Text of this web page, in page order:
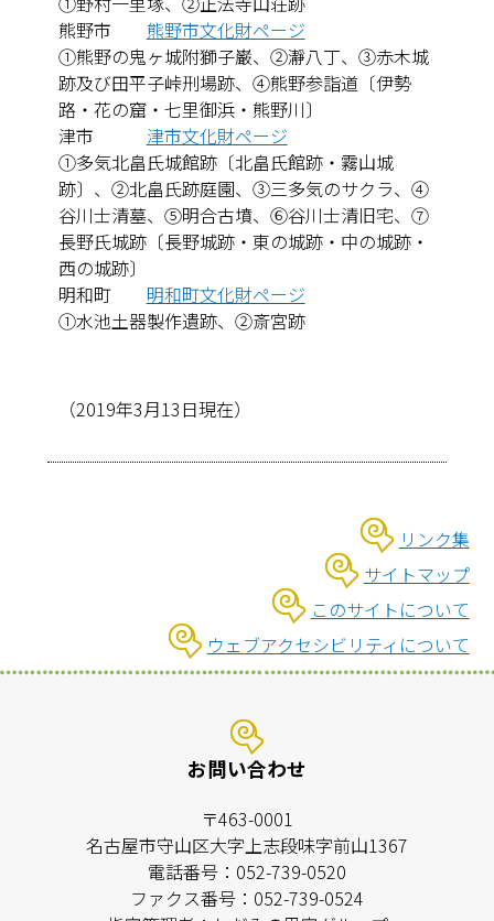
熊野市 熊野市文化財ページ
①熊野の鬼ヶ城附獅子巌、②瀞八丁、③赤木城
跡及び田平子峠刑場跡、④熊野参詣道〔伊勢
路・花の窟・七里御浜・熊野川〕
津市 津市文化財ページ
①多気北畠氏城館跡〔北畠氏館跡・霧山城
跡〕、②北畠氏跡庭園、③三多気のサクラ、④
谷川士清墓、⑤明合古墳、⑥谷川士清旧宅、⑦
長野氏城跡〔長野城跡・東の城跡・中の城跡・
西の城跡〕
明和町 明和町文化財ページ
①水池土器製作遺跡、②斎宮跡
（2019年3月13日現在）
リンク集
サイトマップ
このサイトについて
ウェブアクセシビリティについて
お問い合わせ
〒463-0001
名古屋市守山区大字上志段味字前山1367
電話番号：052-739-0520
ファクス番号：052-739-0524